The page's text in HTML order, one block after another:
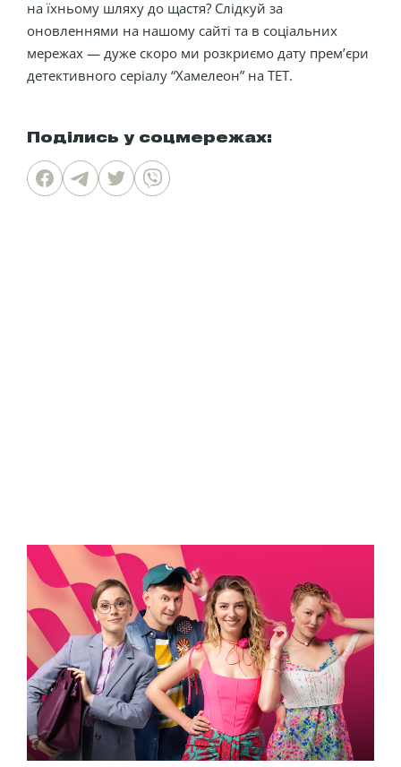
на їхньому шляху до щастя? Слідкуй за
оновленнями на нашому сайті та в соціальних
мережах — дуже скоро ми розкриємо дату прем’єри
детективного серіалу “Хамелеон” на ТЕТ.
Поділись у соцмережах: